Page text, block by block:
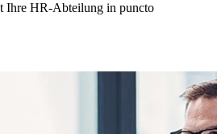
Ihre HR-Abteilung in puncto